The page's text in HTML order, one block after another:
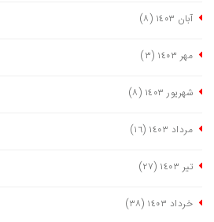
آبان ١٤٠٣ (٨)
مهر ١٤٠٣ (٣)
شهریور ١٤٠٣ (٨)
مرداد ١٤٠٣ (١٦)
تیر ١٤٠٣ (٢٧)
خرداد ١٤٠٣ (٣٨)